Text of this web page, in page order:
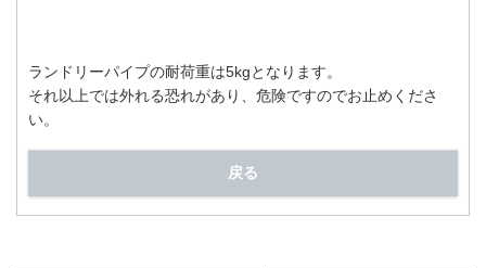
ランドリーパイプの耐荷重は5kgとなります。
それ以上では外れる恐れがあり、危険ですのでお止めくださ
い。
戻る